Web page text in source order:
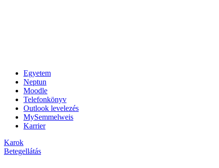
Egyetem
Neptun
Moodle
Telefonkönyv
Outlook levelezés
MySemmelweis
Karrier
Karok
Betegellátás